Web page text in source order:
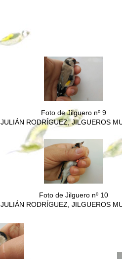
Foto de Jilguero nº 9
JULIÁN RODRÍGUEZ, JILGUEROS
Foto de Jilguero nº 10
JULIÁN RODRÍGUEZ, JILGUEROS